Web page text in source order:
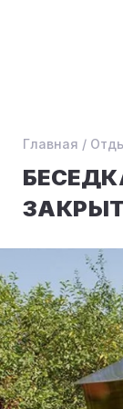
Главная /